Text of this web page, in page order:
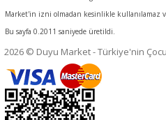
Market'in izni olmadan kesinlikle kullanılamaz
Bu sayfa 0.2011 saniyede üretildi.
2026 © Duyu Market - Türkiye'nin